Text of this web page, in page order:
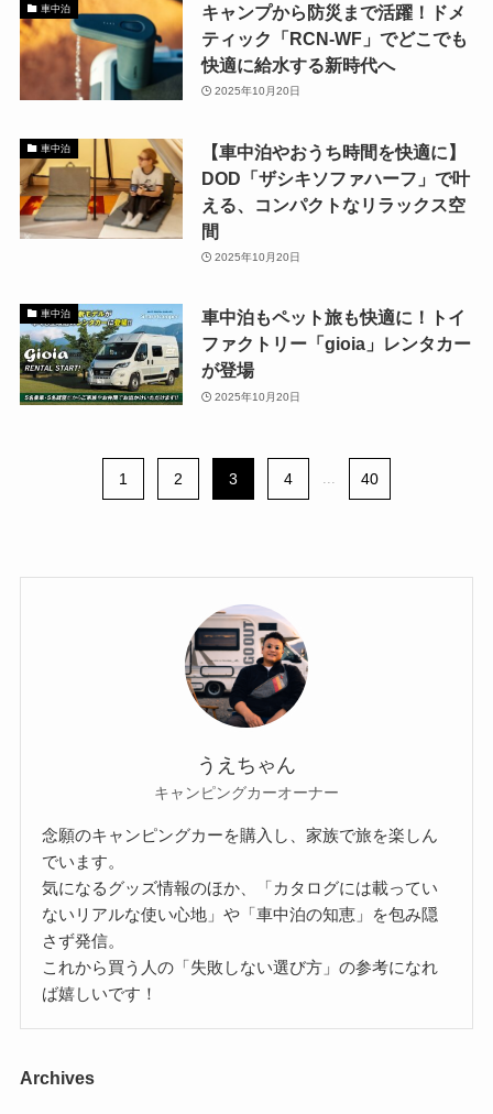
車中泊
キャンプから防災まで活躍！ドメ
ティック「RCN-WF」でどこでも
快適に給水する新時代へ
2025年10月20日
車中泊
【車中泊やおうち時間を快適に】
DOD「ザシキソファハーフ」で叶
える、コンパクトなリラックス空
間
2025年10月20日
車中泊
車中泊もペット旅も快適に！トイ
ファクトリー「gioia」レンタカー
が登場
2025年10月20日
1 2 3 4 40
うえちゃん
キャンピングカーオーナー
念願のキャンピングカーを購入し、家族で旅を楽しん
でいます。
気になるグッズ情報のほか、「カタログには載ってい
ないリアルな使い心地」や「車中泊の知恵」を包み隠
さず発信。
これから買う人の「失敗しない選び方」の参考になれ
ば嬉しいです！
Archives